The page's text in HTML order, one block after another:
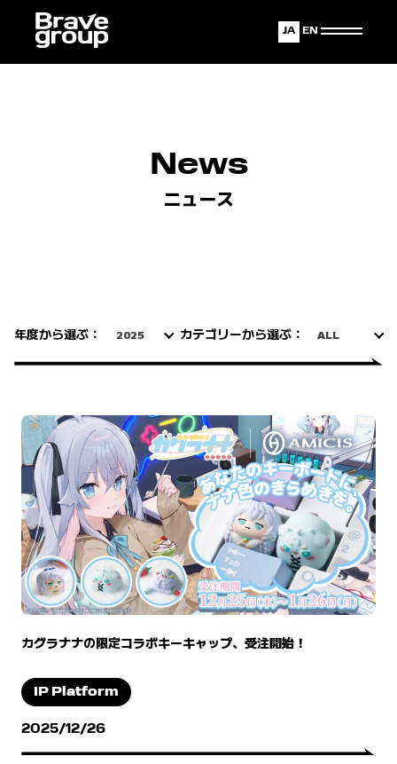
English
Japanese
News
ニュース
年度から選ぶ： 2025 カテゴリーから選ぶ： ALL
カグラナナの限定コラボキーキャップ、受注開始！
IP Platform
2025/12/26